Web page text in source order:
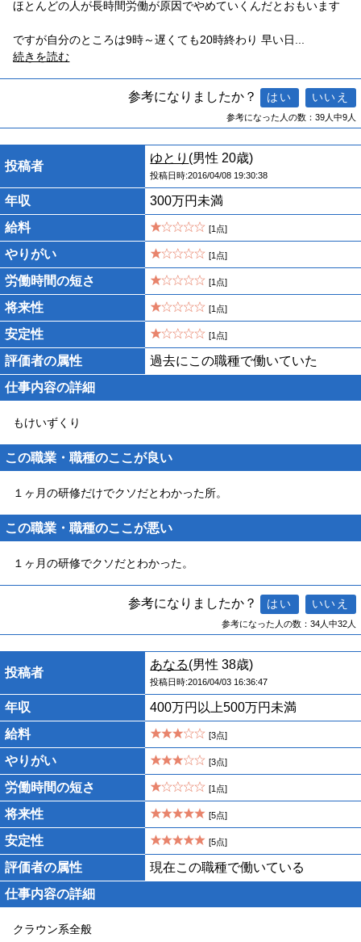
ほとんどの人が長時間労働が原因でやめていくんだとおもいます
ですが自分のところは9時～遅くても20時終わり 早い日
続きを読む
参考になりましたか？
参考になった人の数：39人中9人
投稿者
ゆとり (男性 20歳)
投稿日時:2016/04/08 19:30:38
年収
300万円未満
給料
[1点]
やりがい [1点]
労働時間の短さ [1点]
将来性 [1点]
安定性 [1点]
評価者の属性
過去にこの職種で働いていた
仕事内容の詳細
もけいずくり
この職業・職種のここが良い
１ヶ月の研修だけでクソだとわかった所。
この職業・職種のここが悪い
１ヶ月の研修でクソだとわかった。
参考になりましたか？
参考になった人の数：34人中32人
投稿者
あなる(男性 38歳)
投稿日時:2016/04/03 16:36:47
年収
400万円以上500万円未満
給料
[3点]
やりがい [3点]
労働時間の短さ [1点]
将来性 [5点]
安定性 [5点]
評価者の属性
現在この職種で働いている
仕事内容の詳細
クラウン系全般